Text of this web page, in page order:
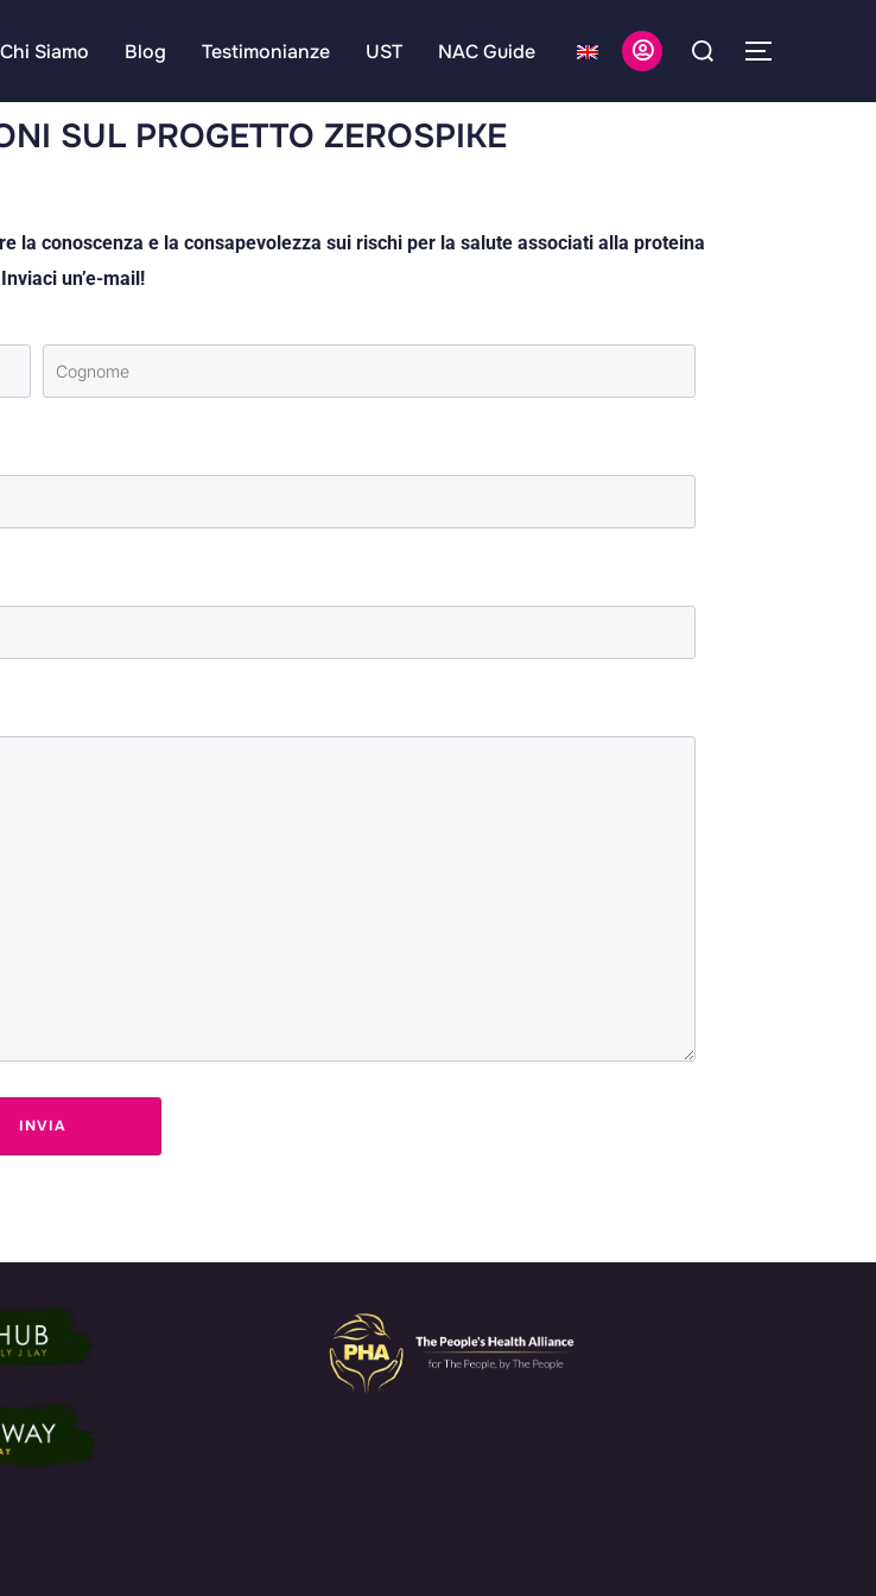
Chi Siamo Blog Testimonianze UST NAC Guide
SUL PROGETTO ZEROSPIKE
conoscenza e la consapevolezza sui rischi per la salute associati alla proteina
un’e-mail!